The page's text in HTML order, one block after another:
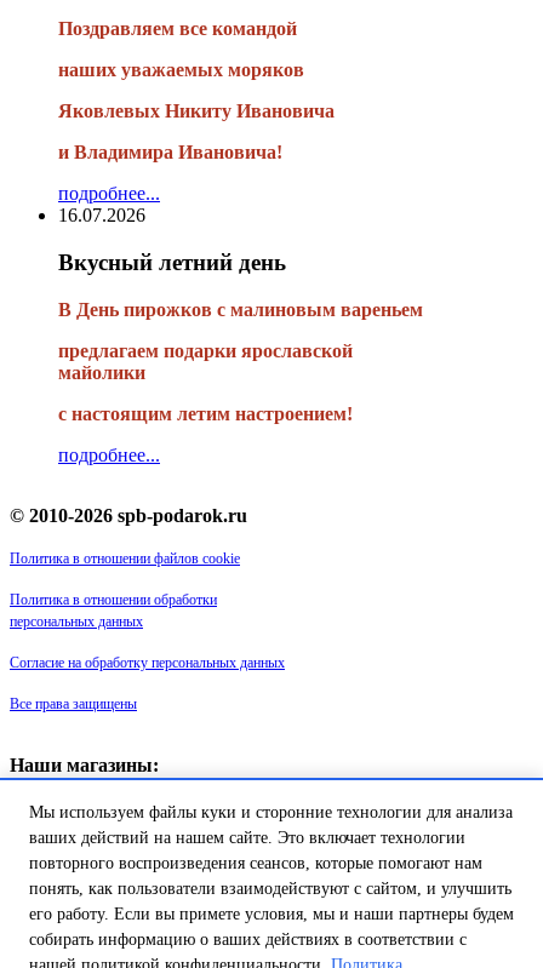
Поздравляем все командой
наших уважаемых моряков
Яковлевых Никиту Ивановича
и Владимира Ивановича!
подробнее...
16.07.2026
Вкусный летний день
В День пирожков с малиновым вареньем
предлагаем подарки ярославской
майолики
с настоящим летим настроением!
подробнее...
© 2010-2026 spb-podarok.ru
Политика в отношении файлов cookie
Политика в отношении обработки
персональных данных
Согласие на обработку персональных данных
Все права защищены
Наши магазины:
ДК им. Крупской, 1 этаж зал «Синий»
Магазин «Сувенир Кронштадта» - г. Кронштадт, ул. Петровская дом
16/2
Товар успешно добавлен в
корзину!
Мы используем файлы куки и сторонние технологии для анализа
ваших действий на нашем сайте. Это включает технологии
повторного воспроизведения сеансов, которые помогают нам
понять, как пользователи взаимодействуют с сайтом, и улучшить
его работу. Если вы примете условия, мы и наши партнеры будем
собирать информацию о ваших действиях в соответствии с